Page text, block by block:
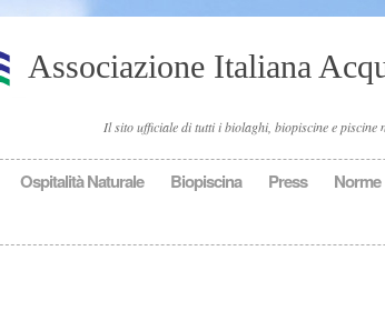
Associazione Italiana
Il sito ufficiale di tutti i biolaghi, biopiscine e
Ospitalità Naturale Biopiscina Press Norme